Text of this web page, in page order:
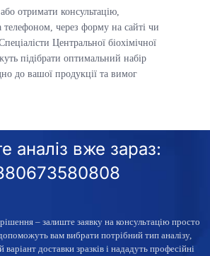
отримати консультацію,
телефоном, через форму на сайті чи
Центральної біохімічної
підібрати оптимальний набір
до вашої продукції та вимог
аналіз вже зараз:
– залиште заявку на консультацію просто
вам вибрати потрібний тип аналізу,
доставки зразків і нададуть професійні